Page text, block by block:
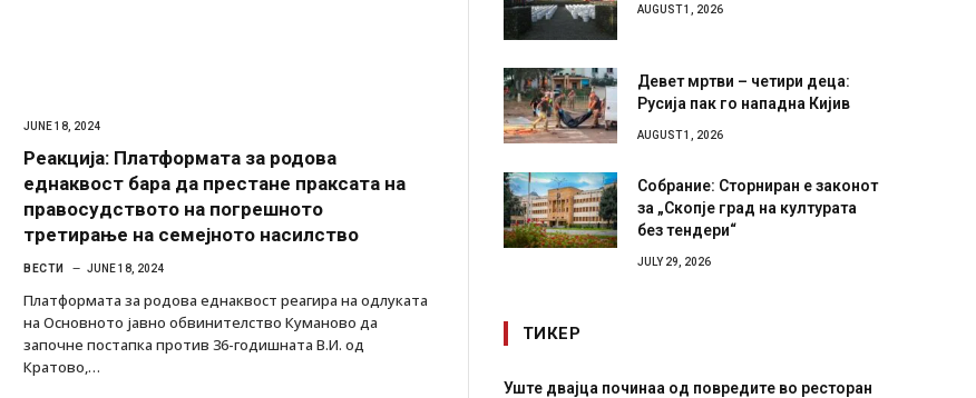
JUNE 18, 2024
Реакција: Платформата за родова
еднаквост бара да престане праксата на
правосудството на погрешното
третирање на семејното насилство
ВЕСТИ JUNE 18, 2024
Платформата за родова еднаквост реагира на одлуката
на Основното јавно обвинителство Куманово да
започне постапка против 36-годишната В.И. од
Кратово,…
AUGUST 1, 2026
Девет мртви – четири деца:
Русија пак го нападна Кијив
AUGUST 1, 2026
Собрание: Сторниран е законот
за „Скопје град на културата
без тендери“
JULY 29, 2026
ТИКЕР
Уште двајца починаа од повредите во ресторан